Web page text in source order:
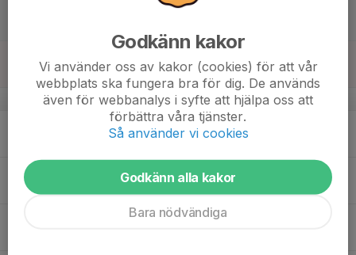
v.17
Träning Lombia
21
Tis
Träning Lombia
Godkänn kakor
Vi använder oss av kakor (cookies) för att vår
webbplats ska fungera bra för dig. De används
även för webbanalys i syfte att hjälpa oss att
förbättra våra tjänster.
Så använder vi cookies
Godkänn alla kakor
Bara nödvändiga